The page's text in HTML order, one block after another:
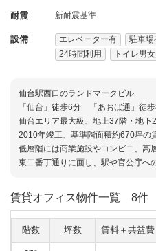
耐震 新耐震基準
設備 エレベーター有 駐車場
24時間利用
トイレ男
仙台駅西口のランドマークビル
「仙台」徒歩6分 「あおば通」徒
仙台エリア最大級、地上37階・地下2
2010年竣工、基準階面積約670坪の
低層階には商業施設やコンビニ、高
東二番丁通りに面し、駅や官公庁へ
賃貸オフィス物件一覧 8件
階数 坪数 賃料＋共益費